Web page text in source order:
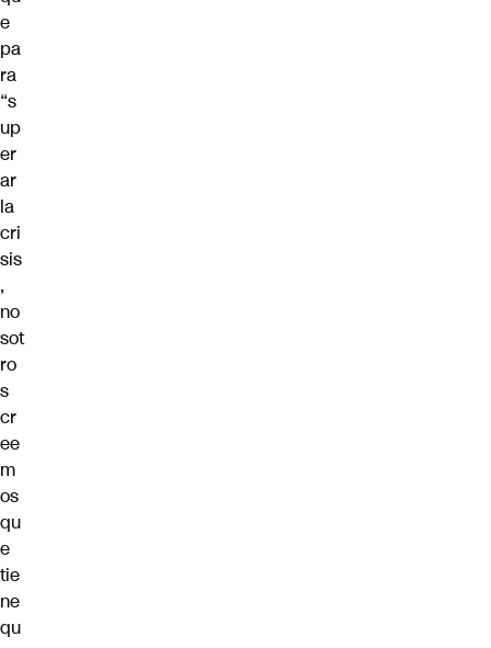
e
pa
ra
“s
up
er
ar
la
cri
sis
,
no
sot
ro
s
cr
ee
m
os
qu
e
tie
ne
qu